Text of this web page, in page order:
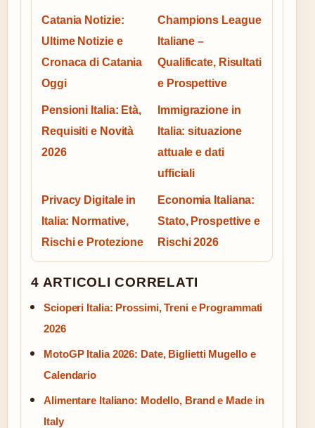
Catania Notizie:
Ultime Notizie e
Cronaca di Catania
Oggi
Champions League
Italiane –
Qualificate, Risultati
e Prospettive
Pensioni Italia: Età,
Requisiti e Novità
2026
Immigrazione in
Italia: situazione
attuale e dati
ufficiali
Privacy Digitale in
Italia: Normative,
Rischi e Protezione
Economia Italiana:
Stato, Prospettive e
Rischi 2026
4 ARTICOLI CORRELATI
Scioperi Italia: Prossimi, Treni e Programmati
2026
MotoGP Italia 2026: Date, Biglietti Mugello e
Calendario
Alimentare Italiano: Modello, Brand e Made in
Italy